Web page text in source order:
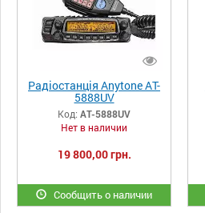
Радіостанція Anytone AT-
5888UV
Код: AT-5888UV
Нет в наличии
19 800,00 грн.
Сообщить о наличии